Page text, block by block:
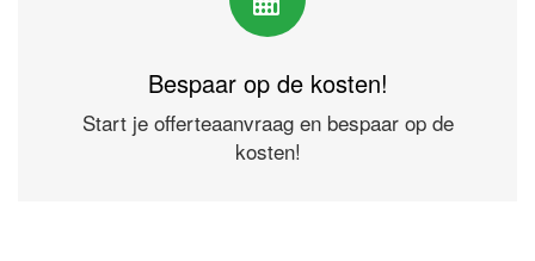
Bespaar op de kosten!
Start je offerteaanvraag en bespaar op de
kosten!